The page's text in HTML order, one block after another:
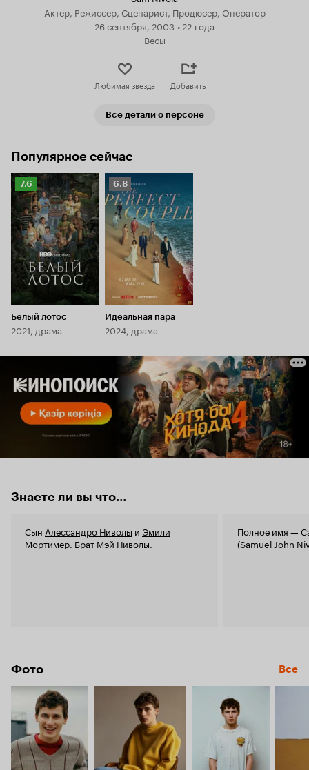
Актер, Режиссер, Сценарист, Продюсер, Оператор
26 сентября, 2003 •22 года
Весы
Любимая звезда Добавить
Все детали о персоне
Популярное сейчас
Рейтинг
Кинопоиска
7.6
7.6
Белый лотос
2021, драма
Рейтинг
Кинопоиска
6.8
6.8
Идеальная пара
2024, драма
Знаете ли вы что...
Сын Алессандро Ниволы и Эмили
Мортимер. Брат Мэй Ниволы.
Полное имя —
(Samuel John
Фото Все